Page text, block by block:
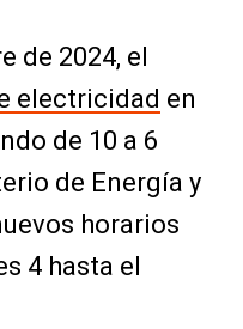
de 2024, el
electricidad en
de 10 a 6
de Energía y
horarios
4 hasta el